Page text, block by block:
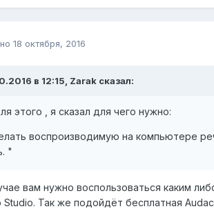
18 октября, 2016
в 12:15, Zarakсказал:
этого , я сказал для чего нужно:
воспроизводимую на компьютере
"
вам нужно воспользоваться каким
Studio. Так же подойдёт бесплатная